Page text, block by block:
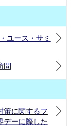
ユース・サミ
問
策に関するフ
デーに際した